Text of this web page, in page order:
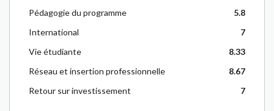
Pédagogie du programme
5.8
International
7
Vie étudiante
8.33
Réseau et insertion professionnelle
8.67
Retour sur investissement
7